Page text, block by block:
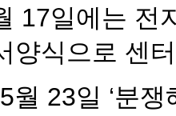
17일에는 전
양식으로 센
월 23일 ‘분